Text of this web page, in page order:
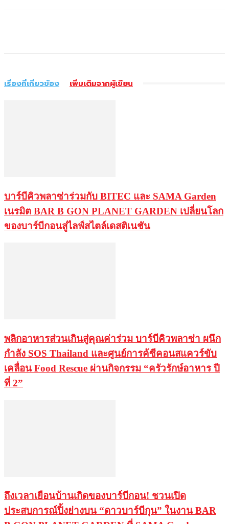
เรื่องที่เกี่ยวข้อง เพิ่มเติมจากผู้เขียน
บาร์บีคิวพลาซ่าร่วมกับ BITEC และ SAMA Garden
เนรมิต BAR B GON PLANET GARDEN เปลี่ยนโลก
ของบาร์บีกอนสู่ไลฟ์สไตล์เดสติเนชัน
พลิกอาหารส่วนเกินสู่คุณค่าร่วม บาร์บีคิวพลาซ่า ผนึก
กำลัง SOS Thailand และศูนย์การค้ซีคอนสแควร์ขับ
เคลื่อน Food Rescue ผ่านกิจกรรม “ครัวรักษ์อาหาร ปี
ที่ 2”
ถึงเวลาเยือนบ้านเกิดของบาร์บีกอน! ชวนเปิด
ประสบการณ์ปิ้งย่างบน “ดาวบาร์บีกุน” ในงาน BAR